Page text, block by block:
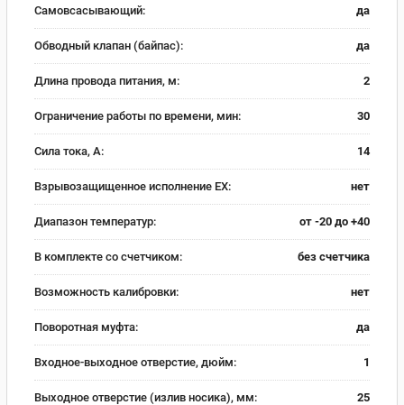
Самовсасывающий: да
Обводный клапан (байпас): да
Длина провода питания, м: 2
Ограничение работы по времени, мин: 30
Сила тока, А: 14
Взрывозащищенное исполнение EX: нет
Диапазон температур: от -20 до +40
В комплекте со счетчиком: без счетчика
Возможность калибровки: нет
Поворотная муфта: да
Входное-выходное отверстие, дюйм: 1
Выходное отверстие (излив носика), мм: 25